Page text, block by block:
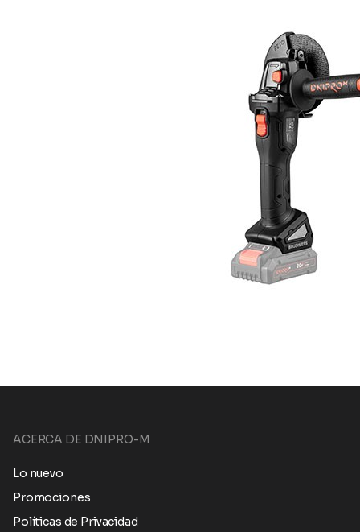
ACERCA DE DNIPRO-M
Lo nuevo
Promociones
Políticas de Privacidad